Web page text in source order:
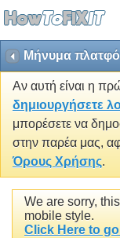
Μήνυμα
Αν αυτή είναι η
δημιουργήσετε
μπορέσετε να
στην παρέα μας,
Όρους Χρήσης.
We are sorry,
mobile style.
Click Here to